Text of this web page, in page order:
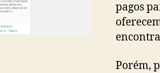
pagos
Porém,